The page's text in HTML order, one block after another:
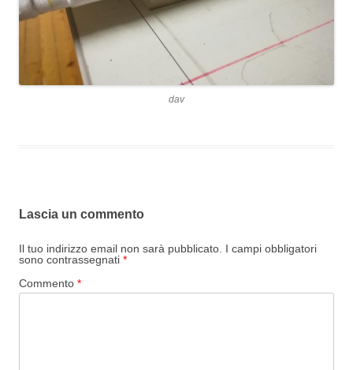
dav
Lascia un commento
Il tuo indirizzo email non sarà pubblicato. I campi obbligatori
sono contrassegnati *
Commento *